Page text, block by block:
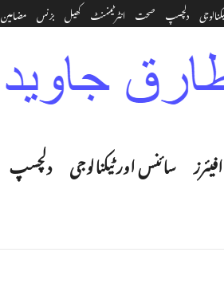
دلچسپ صحت انٹرٹینمنٹ‎ کھیل بزنس مضامین
سائنس اور ٹیکنالوجی دلچسپ